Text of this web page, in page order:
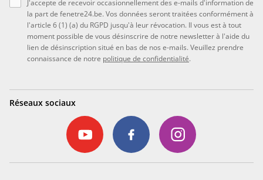
J'accepte de recevoir occasionnellement des e-mails d'information de
la part de fenetre24.be. Vos données seront traitées conformément à
l'article 6 (1) (a) du RGPD jusqu'à leur révocation. Il vous est à tout
moment possible de vous désinscrire de notre newsletter à l'aide du
lien de désinscription situé en bas de nos e-mails. Veuillez prendre
connaissance de notre politique de confidentialité.
Réseaux sociaux